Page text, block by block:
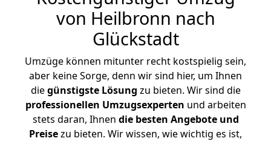
von Heilbronn nach
Glückstadt
Umzüge können mitunter recht kostspielig sein,
aber keine Sorge, denn wir sind hier, um Ihnen
diegünstigste Lösung zu bieten. Wir sind die
professionellen Umzugsexperten und arbeiten
stets daran, Ihnen die besten Angebote und
Preisezu bieten. Wir wissen, wie wichtig es ist,